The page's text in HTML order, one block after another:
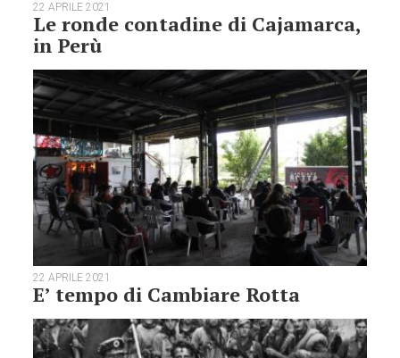
22 APRILE 2021
Le ronde contadine di Cajamarca,
in Perù
22 APRILE 2021
E’ tempo di Cambiare Rotta